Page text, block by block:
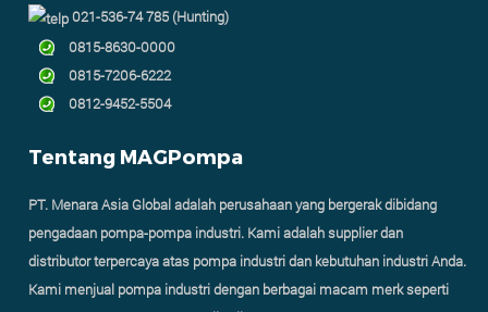
021-536-74 785 (Hunting)
0815-8630-0000
0815-7206-6222
0812-9452-5504
Tentang MAGPompa
PT. Menara Asia Global adalah perusahaan yang bergerak dibidang
pengadaan pompa-pompa industri. Kami adalah supplier dan
distributor terpercaya atas pompa industri dan kebutuhan industri Anda.
Kami menjual pompa industri dengan berbagai macam merk seperti